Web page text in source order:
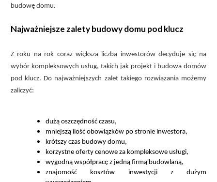
budowę domu.
Najważniejsze zalety budowy domu pod klucz
Z roku na rok coraz większa liczba inwestorów decyduje się na
wybór kompleksowych usług, takich jak projekt i budowa domów
pod klucz. Do najważniejszych zalet takiego rozwiązania możemy
zaliczyć:
dużą oszczędność czasu,
mniejszą ilość obowiązków po stronie inwestora,
krótszy czas budowy domu,
korzystne oferty cenowe za kompleksowe usługi,
wygodną współpracę z jedną firmą budowlaną,
znajomość kosztów inwestycji z dużym